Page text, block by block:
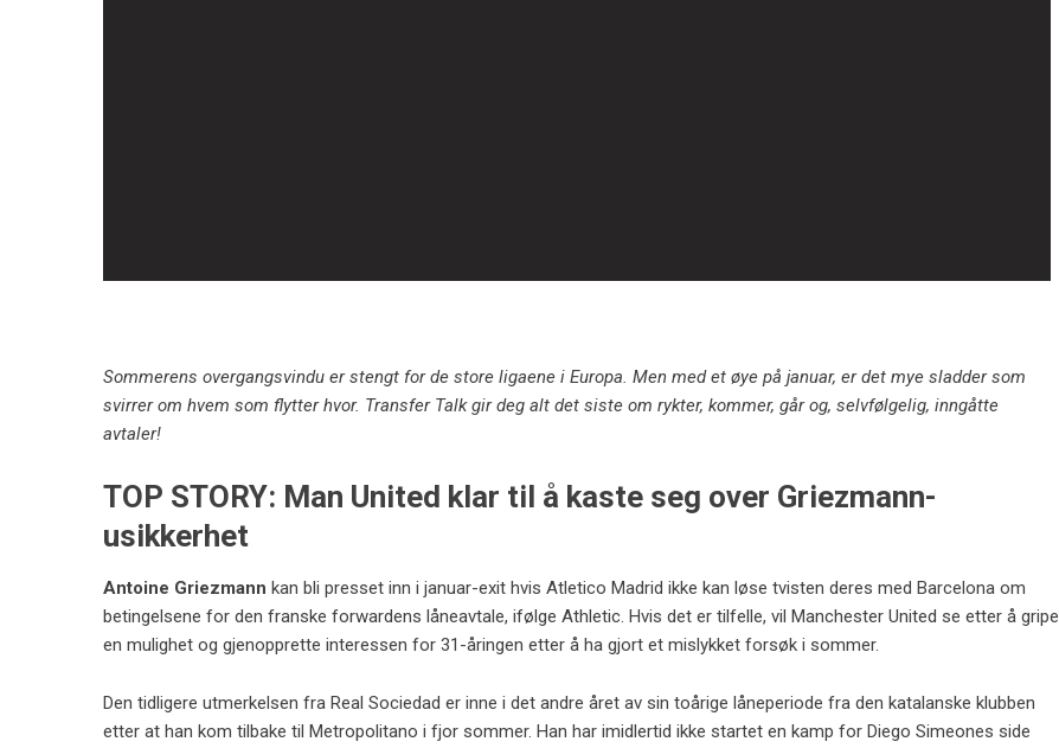
Sommerens overgangsvindu er stengt for de store ligaene i Europa. Men med et øye på januar, er det mye sladder som
svirrer om hvem som flytter hvor. Transfer Talk gir deg alt det siste om rykter, kommer, går og, selvfølgelig, inngåtte
avtaler!
TOP STORY: Man United klar til å kaste seg over Griezmann-
usikkerhet
Antoine Griezmann kan bli presset inn i januar-exit hvis Atletico Madrid ikke kan løse tvisten deres med Barcelona om
betingelsene for den franske forwardens låneavtale, ifølge Athletic. Hvis det er tilfelle, vil Manchester United se etter å gripe
en mulighet og gjenopprette interessen for 31-åringen etter å ha gjort et mislykket forsøk i sommer.
Den tidligere utmerkelsen fra Real Sociedad er inne i det andre året av sin toårige låneperiode fra den katalanske klubben
etter at han kom tilbake til Metropolitano i fjor sommer. Han har imidlertid ikke startet en kamp for Diego Simeones side